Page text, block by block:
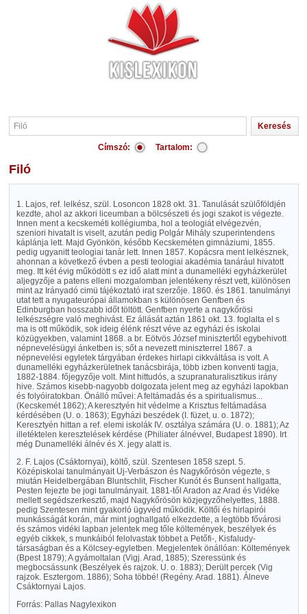
Címszó: Tartalom:
Filó
1. Lajos, ref. lelkész, szül. Losoncon 1828 okt. 31. Tanulását szülőföldjén
kezdte, ahol az akkori liceumban a bölcsészeti és jogi szakot is végezte.
Innen ment a kecskeméti kollégiumba, hol a teologiát elvégezvén,
szeniori hivatalt is viselt, azután pedig Polgár Mihály szuperintendens
káplánja lett. Majd Gyönkön, később Kecskeméten gimnáziumi, 1855.
pedig ugyanitt teologiai tanár lett. Innen 1857. Kopácsra ment lelkésznek,
ahonnan a következő évben a pesti teologiai akadémia tanárául hivatott
meg. Itt két évig működött s ez idő alatt mint a dunamelléki egyházkerület
aljegyzője a patens elleni mozgalomban jelentékeny részt vett, különösen
mint az Irányadó cimü tájékoztató irat szerzője. 1860. és 1861. tanulmányi
utat tett a nyugateurópai államokban s különösen Genfben és
Edinburgban hosszabb időt töltött. Genfben nyerte a nagykőrösi
lelkészségre való meghivást. Ez állását aztán 1861 okt. 13. foglalta el s
ma is ott működik, sok ideig élénk részt véve az egyházi és iskolai
közügyekben, valamint 1868. a br. Eötvös József minisztertől egybehivott
népnevelésügyi ánketben is; sőt a nevezett miniszterrel 1867. a
népnevelési egyletek tárgyában érdekes hirlapi cikkváltása is volt. A
dunamelléki egyházkerületnek tanácsbirája, több izben konventi tagja,
1882-1884. főjegyzője volt. Mint hittudós, a szupranaturalisztikus irány
hive. Számos kisebb-nagyobb dolgozata jelent meg az egyházi lapokban
és folyóiratokban. Önálló művei: A feltámadás és a spiritualismus...
(Kecskemét 1862); A keresztyén hit védelme a Krisztus feltámadása
kérdésében (U. o. 1863); Egyházi beszédek (I. füzet, u. o. 1872);
Keresztyén hittan a ref. elemi iskolák IV. osztálya számára (U. o. 1881); Az
illetéktelen keresztelések kérdése (Philiater álnévvel, Budapest 1890). Irt
még Dunamelléki álnév és X. jegy alatt is.
2. F. Lajos (Csáktornyai), költő, szül. Szentesen 1858 szept. 5.
Középiskolai tanulmányait Uj-Verbászon és Nagykőrösön végezte, s
miután Heidelbergában Bluntschlit, Fischer Kunót és Bunsent hallgatta,
Pesten fejezte be jogi tanulmányait. 1881-től Aradon az Arad és Vidéke
mellett segédszerkesztő, majd Nagykőrösön közjegyzőhelyettes, 1888.
pedig Szentesen mint gyakorló ügyvéd működik. Költői és hirlapirói
munkásságát korán, már mint joghallgató elkezdette, a legtöbb fővárosi
és számos vidéki lapban jelentek meg tőle költemények, beszélyek és
egyéb cikkek, s munkáiból felolvastak többet a Petőfi-, Kisfaludy-
társaságban és a Kölcsey-egyletben. Megjelentek önállóan: Költemények
(Bpest 1879); A gyámoltalan (Vigj. Arad, 1885); Szeressünk és
megbocsássunk (Beszélyek és rajzok. U. o. 1883); Derült percek (Vig
rajzok. Esztergom. 1886); Soha többé! (Regény. Arad. 1881). Álneve
Csáktornyai Lajos.
Forrás: Pallas Nagylexikon